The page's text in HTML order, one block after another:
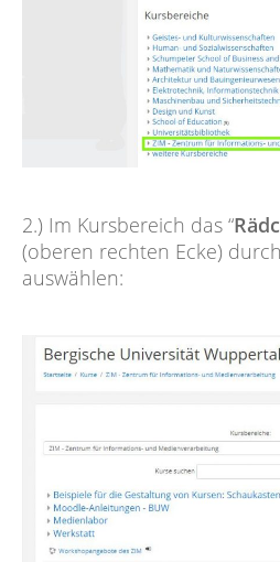
2.) Im Kursbereich das “
(oberen rechten Ecke)
auswählen: